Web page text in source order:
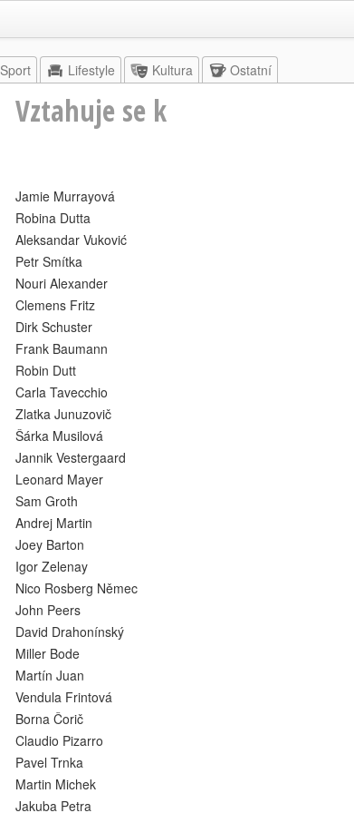
Sport Lifestyle Kultura Ostatní
Vztahuje se k
Jamie Murrayová
Robina Dutta
Aleksandar Vuković
Petr Smítka
Nouri Alexander
Clemens Fritz
Dirk Schuster
Frank Baumann
Robin Dutt
Carla Tavecchio
Zlatka Junuzovič
Šárka Musilová
Jannik Vestergaard
Leonard Mayer
Sam Groth
Andrej Martin
Joey Barton
Igor Zelenay
Nico Rosberg Němec
John Peers
David Drahonínský
Miller Bode
Martín Juan
Vendula Frintová
Borna Čorič
Claudio Pizarro
Pavel Trnka
Martin Michek
Jakuba Petra